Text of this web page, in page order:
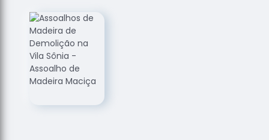
de Madeira
Loja de
Assoalhos
Raspagem
de